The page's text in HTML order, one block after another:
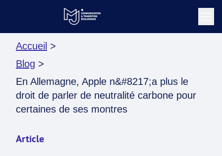
Accueil >
Blog >
En Allemagne, Apple n&#8217;a plus le
droit de parler de neutralité carbone pour
certaines de ses montres
Article